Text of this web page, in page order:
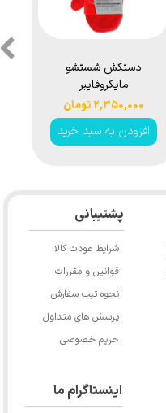
دستکش شستشو
مایکروفایبر
سوناکس مدل
Sonax Microfiber
Wash Glove
۲,۳۵۰,۰۰۰ تومان
افزودن به سبد خرید
اینستاگرام ما
پشتیبانی
شرایط عودت کالا
قوانین و مقررات
نحوه ثبت سفارش
پرسش های متداول
حریم خصوصی